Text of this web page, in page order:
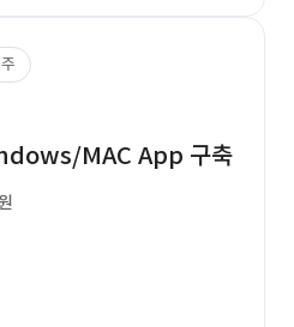
MAC App 구축